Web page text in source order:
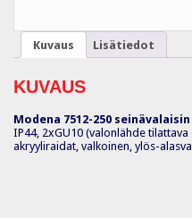
Kuvaus Lisätiedot
KUVAUS
Modena 7512-250
IP44, 2xGU10 (valonlähde
akryyliraidat, valkoinen, ylös-